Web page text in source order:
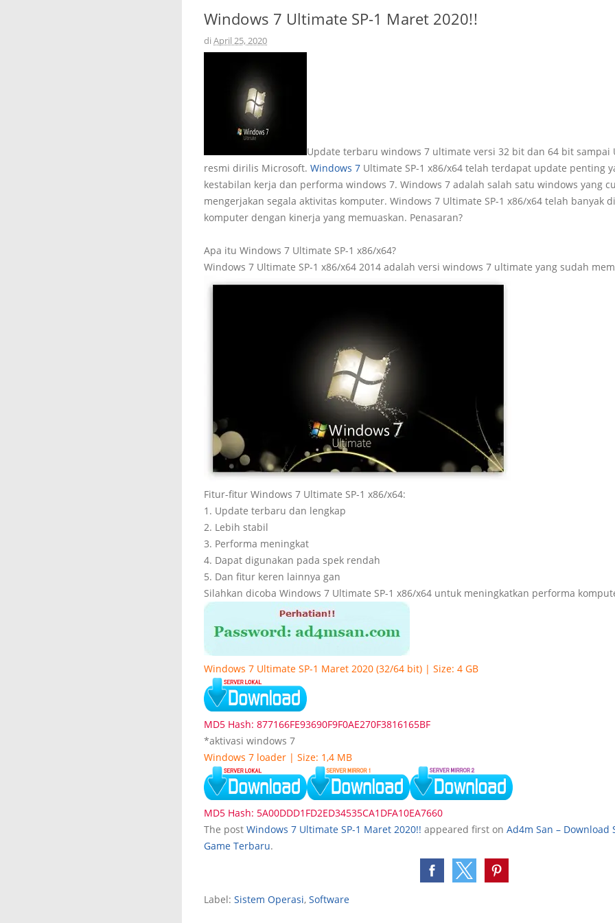
Windows 7 Ultimate SP-1 Maret 2020!!
di April 25, 2020
Update terbaru windows 7 ultimate versi 32 bit dan 64 bit sampai
resmi dirilis Microsoft. Windows 7 Ultimate SP-1 x86/x64 telah terdapat update penting
kestabilan kerja dan performa windows 7. Windows 7 adalah salah satu windows yang
mengerjakan segala aktivitas komputer. Windows 7 Ultimate SP-1 x86/x64 telah banyak
komputer dengan kinerja yang memuaskan. Penasaran?
Apa itu Windows 7 Ultimate SP-1 x86/x64?
Windows 7 Ultimate SP-1 x86/x64 2014 adalah versi windows 7 ultimate yang sudah
Fitur-fitur Windows 7 Ultimate SP-1 x86/x64:
1. Update terbaru dan lengkap
2. Lebih stabil
3. Performa meningkat
4. Dapat digunakan pada spek rendah
5. Dan fitur keren lainnya gan
Silahkan dicoba Windows 7 Ultimate SP-1 x86/x64 untuk meningkatkan performa
Windows 7 Ultimate SP-1 Maret 2020 (32/64 bit) | Size: 4 GB
MD5 Hash: 877166FE93690F9F0AE270F3816165BF
*aktivasi windows 7
Windows 7 loader | Size: 1,4 MB
MD5 Hash: 5A00DDD1FD2ED34535CA1DFA10EA7660
The post Windows 7 Ultimate SP-1 Maret 2020!! appeared first on Ad4m San – Download
Game Terbaru.
Label: Sistem Operasi, Software